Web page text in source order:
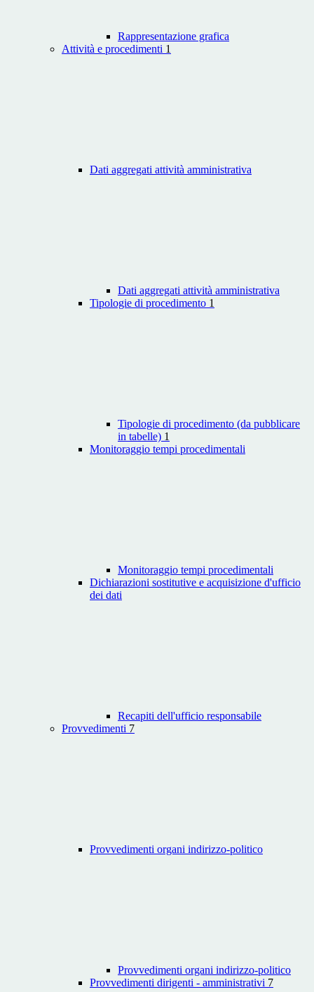
Rappresentazione grafica
Attività e procedimenti 1
Dati aggregati attività amministrativa
Dati aggregati attività amministrativa
Tipologie di procedimento 1
Tipologie di procedimento (da pubblicare
in tabelle) 1
Monitoraggio tempi procedimentali
Monitoraggio tempi procedimentali
Dichiarazioni sostitutive e acquisizione d'ufficio
dei dati
Recapiti dell'ufficio responsabile
Provvedimenti 7
Provvedimenti organi indirizzo-politico
Provvedimenti organi indirizzo-politico
Provvedimenti dirigenti - amministrativi 7